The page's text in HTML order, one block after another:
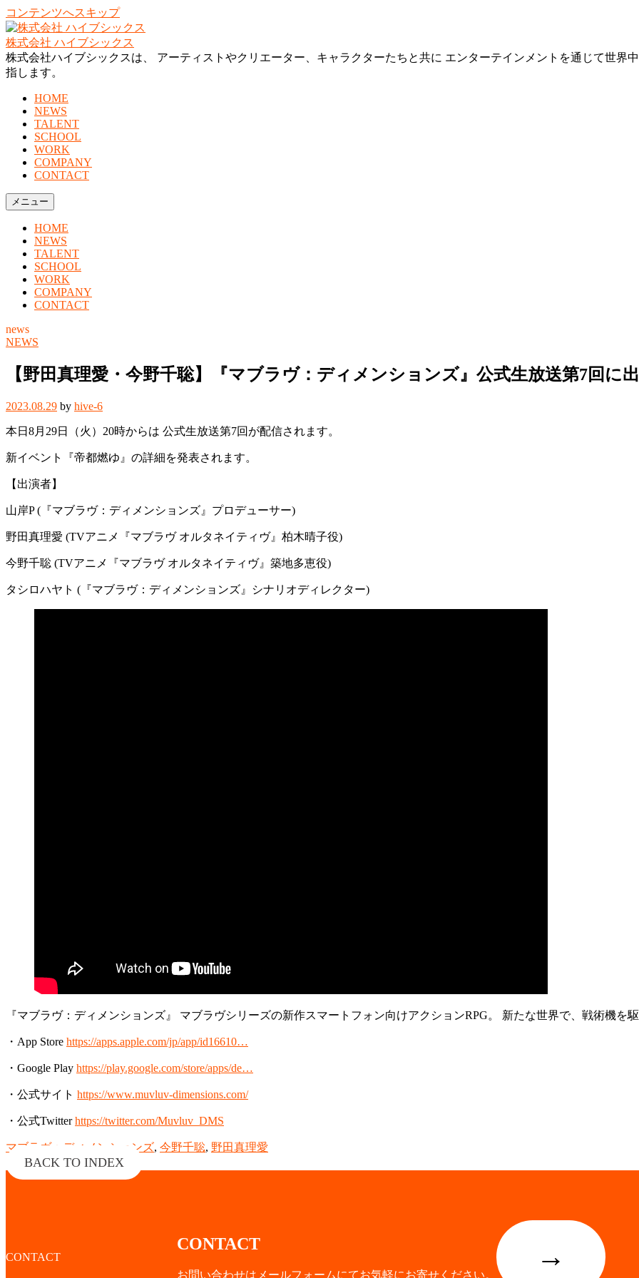
コンテンツへスキップ
株式会社 ハイブシックス
株式会社ハイブシックスは、 アーティストやクリエーター、キャラクターたちと共に エンターテインメントを通じて世界
指します。
HOME
NEWS
TALENT
SCHOOL
WORK
COMPANY
CONTACT
メニュー
HOME
NEWS
TALENT
SCHOOL
WORK
COMPANY
CONTACT
news
NEWS
【野田真理愛・今野千聡】『マブラヴ：ディメンションズ』公式生放送第7回に
2023.08.29 by hive-6
本日8月29日（火）20時からは 公式生放送第7回が配信されます。
新イベント『帝都燃ゆ』の詳細を発表されます。
【出演者】
山岸P (『マブラヴ：ディメンションズ』プロデューサー)
野田真理愛 (TVアニメ『マブラヴ オルタネイティヴ』柏木晴子役)
今野千聡 (TVアニメ『マブラヴ オルタネイティヴ』築地多恵役)
タシロハヤト (『マブラヴ：ディメンションズ』シナリオディレクター)
『マブラヴ：ディメンションズ』 マブラヴシリーズの新作スマートフォン向けアクションRPG。 新たな世界で、戦術機を
・App Store https://apps.apple.com/jp/app/id16610…
・Google Play https://play.google.com/store/apps/de…
・公式サイト https://www.muvluv-dimensions.com/
・公式Twitterhttps://twitter.com/Muvluv_DMS
マブラヴ：ディメンションズ, 今野千聡, 野田真理愛
BACK TO INDEX
CONTACT
CONTACT
お問い合わせはメールフォームにてお気軽にお寄せください。
→